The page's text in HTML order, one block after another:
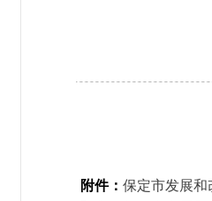
附件：保定市发展和